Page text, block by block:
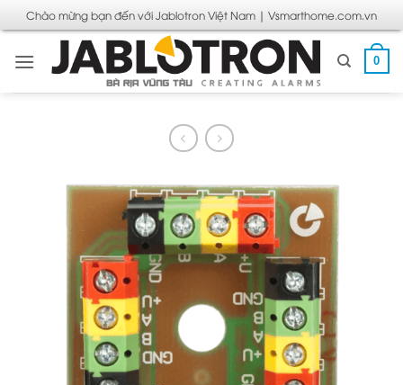
qua
nội
Chào mừng bạn đến với Jablotron Việt Nam | Vsmarthome.com.vn
0